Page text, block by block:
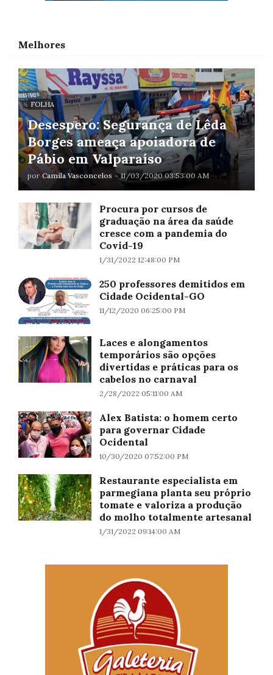
Melhores
FOLHA
Desespero: Segurança de Lêda
Borges ameaça apoiadora de
Pábio em Valparaíso
por Camila Vasconcelos - 11/03/2020 03:53:00 AM
Procura por cursos de
graduação na área da saúde
cresce com a pandemia do
Covid-19
1/31/2022 12:48:00 PM
250 professores demitidos em
Cidade Ocidental-GO
11/12/2020 06:25:00 PM
Laces e alongamentos
temporários são opções
divertidas e práticas para os
cabelos no carnaval
2/28/2022 05:11:00 AM
Alex Batista: o homem certo
para governar Cidade
Ocidental
10/30/2020 07:52:00 PM
Restaurante especialista em
parmegiana planta seu próprio
tomate e valoriza a produção
do molho totalmente artesanal
1/31/2022 09:14:00 AM